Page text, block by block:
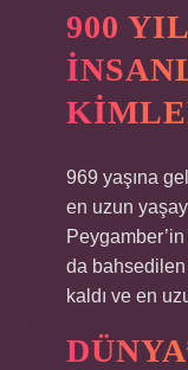
900
969 yaşına
en uzun
da bahsedilen
kaldı ve en